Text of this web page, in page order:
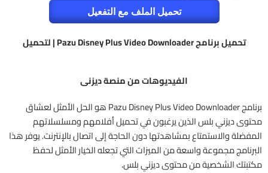
تحميل الملف مع التفعيل
تحميل برنامج Pazu Disney Plus Video Downloader | لتحميل
الفيديوهات من منصة ديزنى
برنامج Pazu Disney Plus Video Downloader هو الحل الأمثل لعشاق
محتوى ديزني بلس الذين يرغبون في تحميل أفلامهم ومسلسلاتهم
المفضلة والاستمتاع بمشاهدتها دون الحاجة إلى اتصال بالإنترنت. يوفر هذا
البرنامج مجموعة واسعة من الميزات التي تجعله الخيار الأمثل لحفظ
مكتبتك الشخصية من محتوى ديزني بلس.